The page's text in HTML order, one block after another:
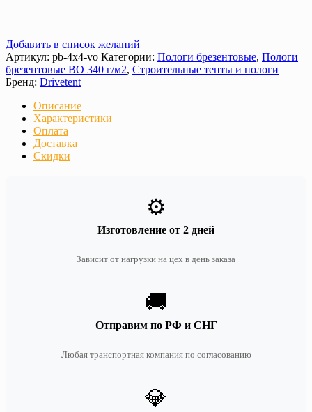
Добавить в список желаний
Артикул: pb-4x4-vo Категории: Пологи брезентовые, Пологи
брезентовые ВО 340 г/м2, Строительные тенты и пологи
Бренд: Drivetent
Описание
Характеристики
Оплата
Доставка
Скидки
⚙️
Изготовление от 2 дней
Зависит от нагрузки на цех в день заказа
🚚
Отправим по РФ и СНГ
Любая транспортная компания по согласованию
💎